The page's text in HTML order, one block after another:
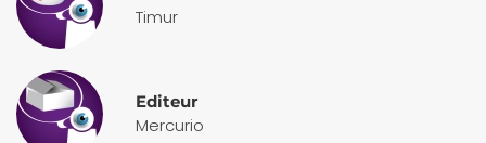
Timur
Editeur
Mercurio